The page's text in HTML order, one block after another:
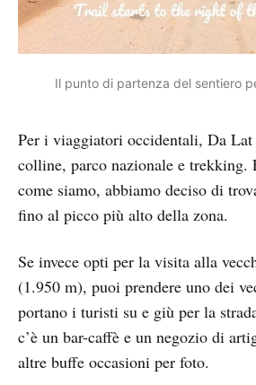
Il punto di partenza del sentiero
Per i viaggiatori occidentali, Da Lat
colline, parco nazionale e trekking.
come siamo, abbiamo deciso di
fino al picco più alto della zona.
Se invece opti per la visita alla
(1.950 m), puoi prendere uno dei
portano i turisti su e giù per la
c’è un bar-caffè e un negozio di
altre buffe occasioni per foto.